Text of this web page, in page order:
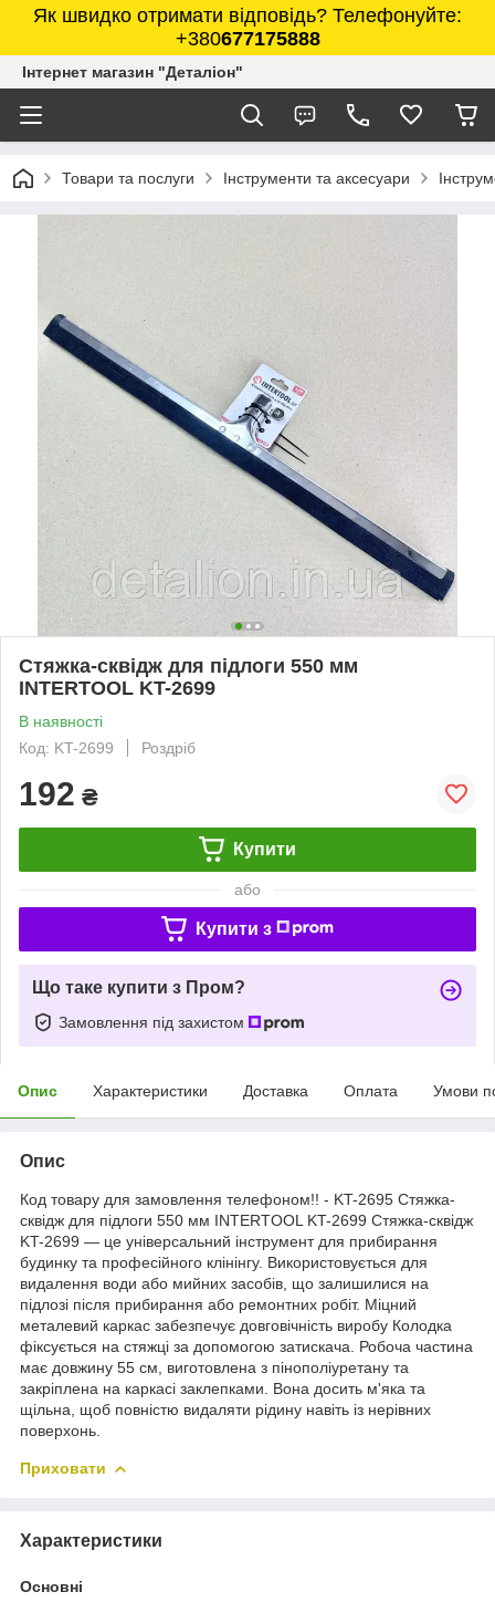
Як швидко отримати відповідь? Телефонуйте:
+380677175888
Інтернет магазин "Деталіон"
Товари та послуги Інструменти та аксесуари
Стяжка-сквідж для підлоги 550 мм
INTERTOOL KT-2699
В наявності
Код: KT-2699
Роздріб
192 ₴
Купити
або
Купити з
Що таке купити з Пром?
Замовлення під захистом
Опис Характеристики Доставка Оплата Умови
Опис
Код товару для замовлення телефоном!! - KT-2695 Стяжка-
сквідж для підлоги 550 мм INTERTOOL KT-2699 Стяжка-сквідж
KT-2699 — це універсальний інструмент для прибирання
будинку та професійного клінінгу. Використовується для
видалення води або мийних засобів, що залишилися на
підлозі після прибирання або ремонтних робіт. Міцний
металевий каркас забезпечує довговічність виробу Колодка
фіксується на стяжці за допомогою затискача. Робоча частина
має довжину 55 см, виготовлена з пінополіуретану та
закріплена на каркасі заклепками. Вона досить м'яка та
щільна, щоб повністю видаляти рідину навіть із нерівних
поверхонь.
Приховати
Характеристики
Основні